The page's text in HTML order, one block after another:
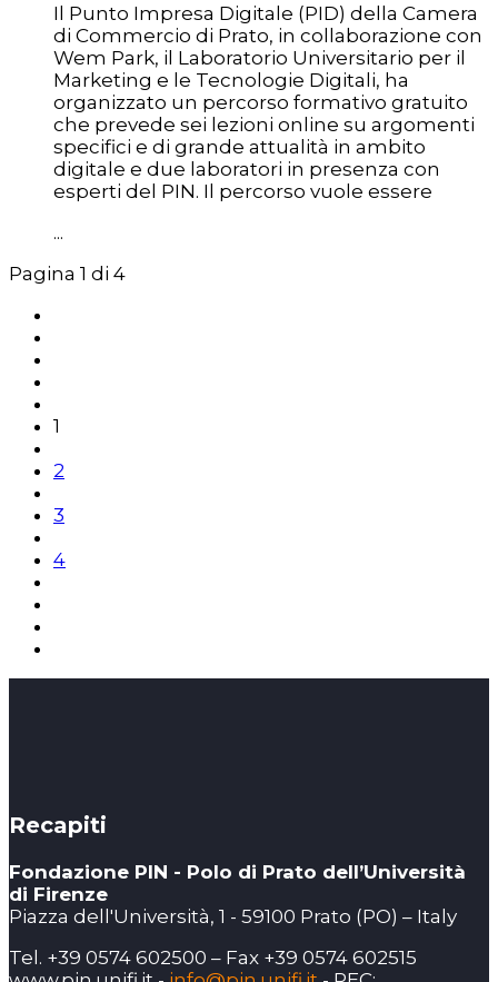
Il Punto Impresa Digitale (PID) della Camera
di Commercio di Prato, in collaborazione con
Wem Park, il Laboratorio Universitario per il
Marketing e le Tecnologie Digitali, ha
organizzato un percorso formativo gratuito
che prevede sei lezioni online su argomenti
specifici e di grande attualità in ambito
digitale e due laboratori in presenza con
esperti del PIN. Il percorso vuole essere
...
Pagina 1 di 4
1
2
3
4
Recapiti
Fondazione PIN - Polo di Prato dell’Università
di Firenze
Piazza dell'Università, 1 - 59100 Prato (PO) – Italy
Tel. +39 0574 602500 – Fax +39 0574 602515